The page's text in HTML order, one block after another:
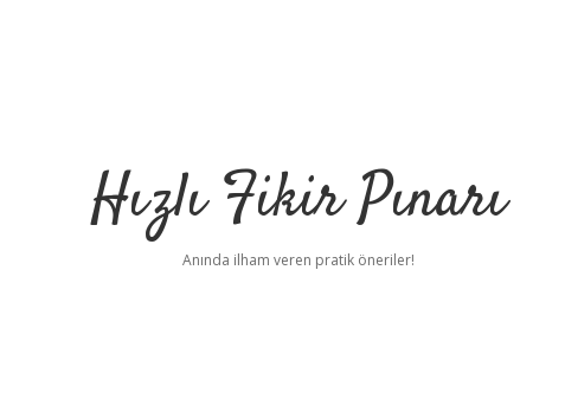
Hızlı Fikir Pınarı
Anında ilham veren pratik öneriler!